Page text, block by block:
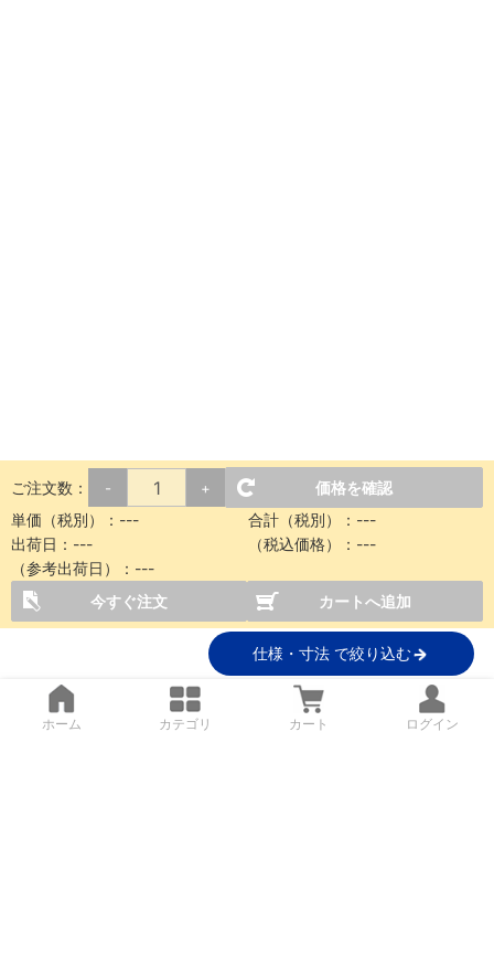
ご注文数： - +
価格を確認
単価（税別）： --- 合計（税別）： ---
出荷日： --- （税込価格）： ---
（参考出荷日）： ---
今すぐ注文
カートへ追加
仕様・寸法 で絞り込む
ホーム カテゴリ カート ログイン